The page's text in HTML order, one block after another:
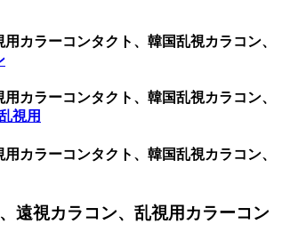
カラーコンタクト、韓国乱視カラコン、
カラーコンタクト、韓国乱視カラコン、
視用
カラーコンタクト、韓国乱視カラコン、
遠視カラコン、乱視用カラーコン